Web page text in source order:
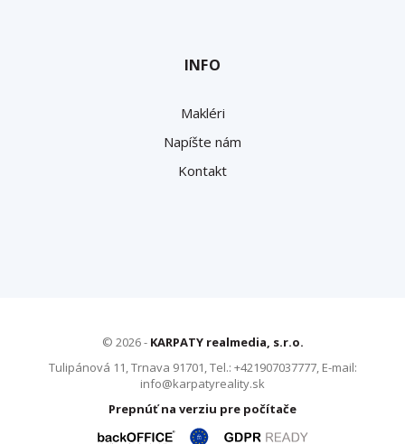
INFO
Makléri
Napíšte nám
Kontakt
© 2026 - KARPATY realmedia, s.r.o.
Tulipánová 11, Trnava 91701, Tel.: +421907037777, E-mail:
info@karpatyreality.sk
Prepnúť na verziu pre počítače